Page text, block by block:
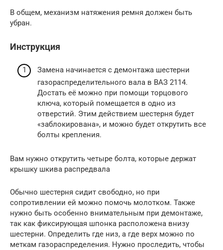
В общем, механизм натяжения ремня должен быть
убран.
Инструкция
Замена начинается с демонтажа шестерни
газораспределительного вала в ВАЗ 2114.
Достать её можно при помощи торцового
ключа, который помещается в одно из
отверстий. Этим действием шестерня будет
«заблокирована», и можно будет открутить все
болты крепления.
Вам нужно открутить четыре болта, которые держат
крышку шкива распредвала
Обычно шестерня сидит свободно, но при
сопротивлении ей можно помочь молотком. Также
нужно быть особенно внимательным при демонтаже,
так как фиксирующая шпонка расположена внизу
шестерни. Определить где низ, а где верх можно по
меткам газораспределения. Нужно проследить, чтобы